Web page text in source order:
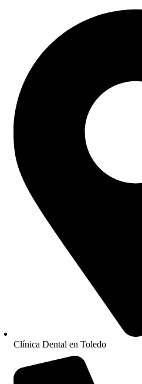
Clínica Dental en Toledo